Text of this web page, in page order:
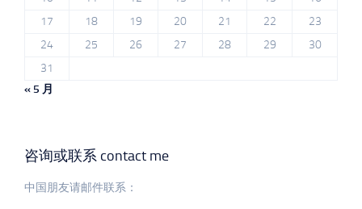
17
18 19 20 21 22
23
24
25 26 27 28 29
30
31
« 5 月
咨询或联系 contact me
中国朋友请邮件联系：